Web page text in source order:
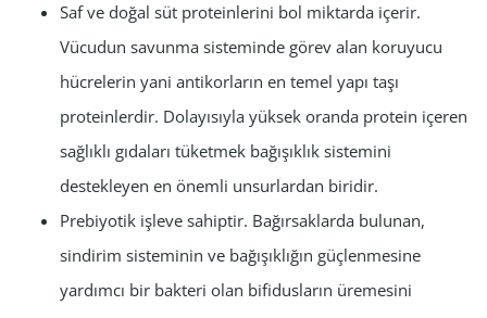
Saf ve doğal süt proteinlerini bol miktarda içerir.
Vücudun savunma sisteminde görev alan koruyucu
hücrelerin yani antikorların en temel yapı taşı
proteinlerdir. Dolayısıyla yüksek oranda protein içeren
sağlıklı gıdaları tüketmek bağışıklık sistemini
destekleyen en önemli unsurlardan biridir.
Prebiyotik işleve sahiptir. Bağırsaklarda bulunan,
sindirim sisteminin ve bağışıklığın güçlenmesine
yardımcı bir bakteri olan bifidusların üremesini